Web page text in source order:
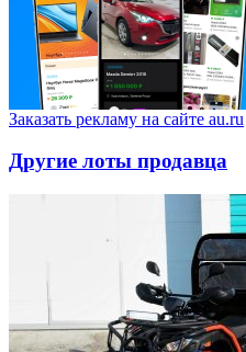
Заказать рекламу на сайте au.ru
Другие лоты продавца